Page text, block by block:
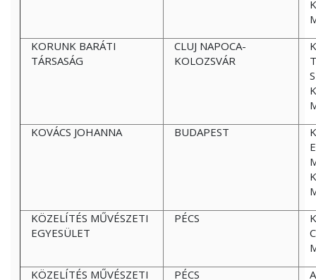
KORUNK BARÁTI
TÁRSASÁG
CLUJ NAPOCA-
KOLOZSVÁR
KOVÁCS JOHANNA
BUDAPEST
KÖZELÍTÉS MŰVÉSZETI
EGYESÜLET
PÉCS
KÖZELÍTÉS MŰVÉSZETI
PÉCS